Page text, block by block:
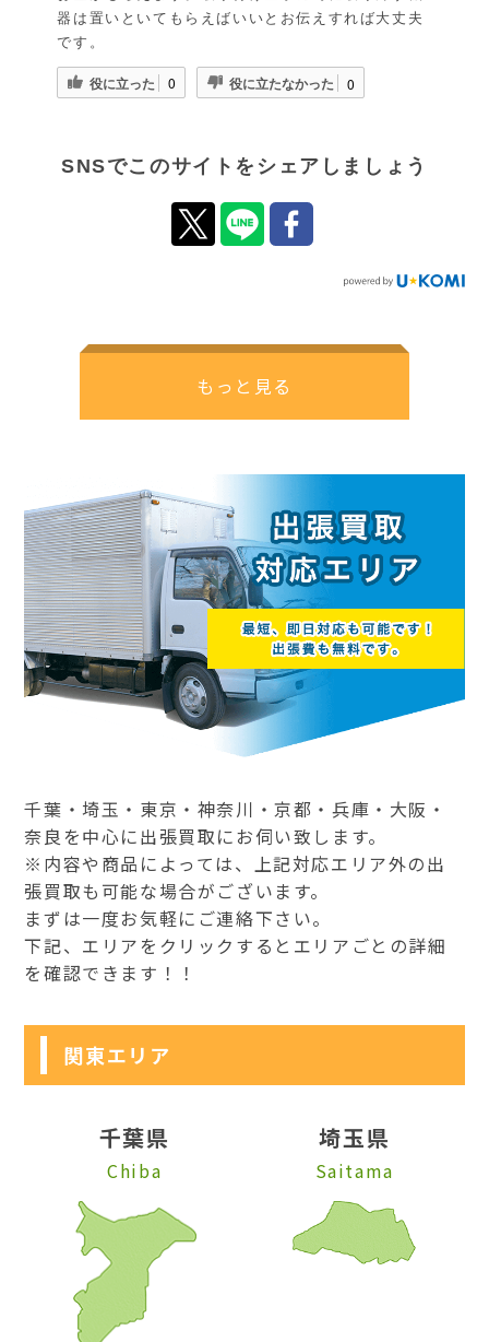
器は置いといてもらえばいいとお伝えすれば大丈夫
です。
役に立った 0 役に立たなかった 0
SNSでこのサイトをシェアしましょう
もっと見る
千葉・埼玉・東京・神奈川・京都・兵庫・大阪・
奈良を中心に出張買取にお伺い致します。
※内容や商品によっては、上記対応エリア外の出
張買取も可能な場合がございます。
まずは一度お気軽にご連絡下さい。
下記、エリアをクリックするとエリアごとの詳細
を確認できます！！
関東エリア
千葉県
Chiba
埼玉県
Saitama